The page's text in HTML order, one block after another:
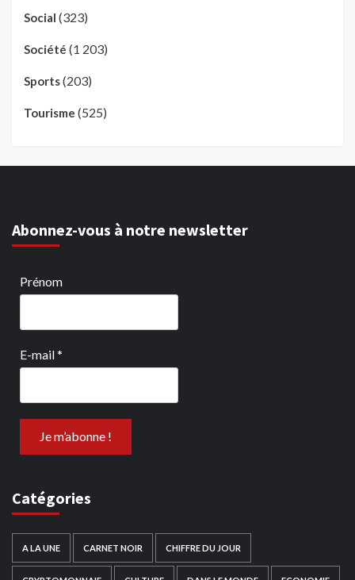
Social (323)
Société (1 203)
Sports(203)
Tourisme (525)
Abonnez-vous à notre newsletter
Prénom
E-mail*
Catégories
A LA UNE CARNET NOIR CHIFFRE DU JOUR